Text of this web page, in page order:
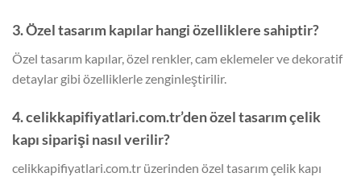
3. Özel tasarım kapılar hangi özelliklere sahiptir?
Özel tasarım kapılar, özel renkler, cam eklemeler ve dekoratif
detaylar gibi özelliklerle zenginleştirilir.
4. celikkapifiyatlari.com.tr’den özel tasarım çelik
kapı siparişi nasıl verilir?
celikkapifiyatlari.com.tr üzerinden özel tasarım çelik kapı